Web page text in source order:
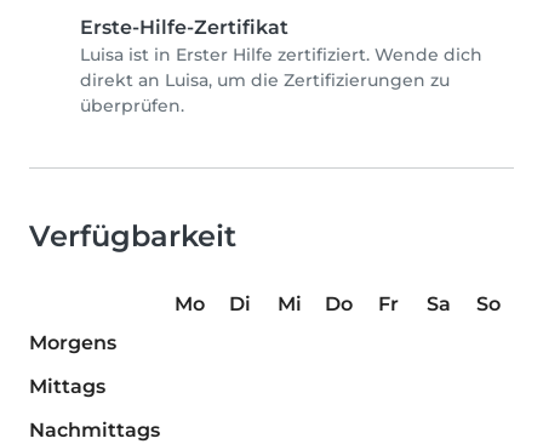
Erste-Hilfe-Zertifikat
Luisa ist in Erster Hilfe zertifiziert. Wende dich
direkt an Luisa, um die Zertifizierungen zu
überprüfen.
Verfügbarkeit
Mo Di Mi Do Fr Sa
So
Morgens
Mittags
Nachmittags